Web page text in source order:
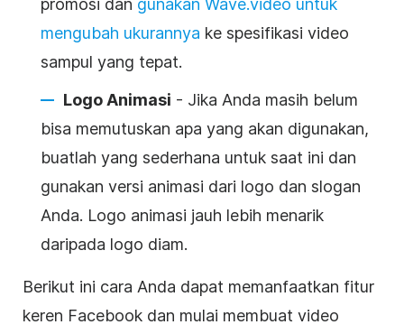
mengubah ukurannya ke spesifikasi video
sampul yang tepat.
Logo Animasi - Jika Anda masih belum
bisa memutuskan apa yang akan digunakan,
buatlah yang sederhana untuk saat ini dan
gunakan versi animasi dari logo dan slogan
Anda. Logo animasi jauh lebih menarik
daripada logo diam.
Berikut ini cara Anda dapat memanfaatkan fitur
keren Facebook dan mulai membuat video